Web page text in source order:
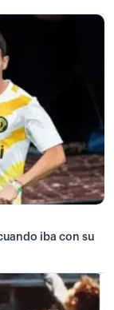
iba con su